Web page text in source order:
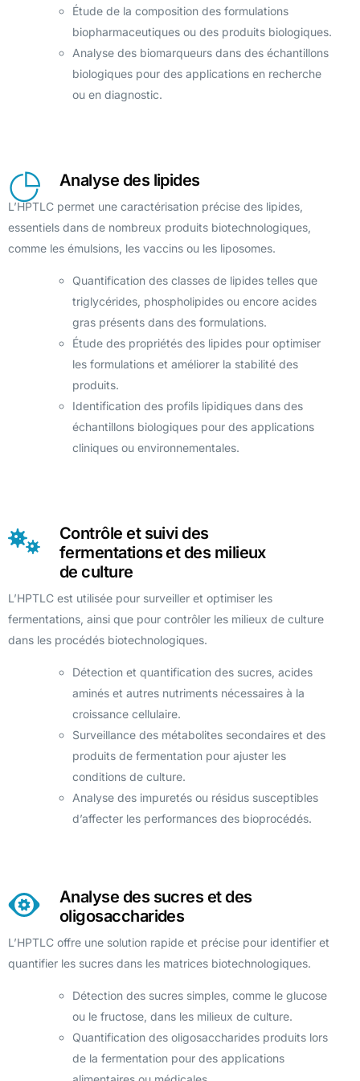
Étude de la composition des formulations
biopharmaceutiques ou des produits biologiques.
Analyse des biomarqueurs dans des échantillons
biologiques pour des applications en recherche
ou en diagnostic.
Analyse des lipides
L’HPTLC permet une caractérisation précise des lipides,
essentiels dans de nombreux produits biotechnologiques,
comme les émulsions, les vaccins ou les liposomes.
Quantification des classes de lipides telles que
triglycérides, phospholipides ou encore acides
gras présents dans des formulations.
Étude des propriétés des lipides pour optimiser
les formulations et améliorer la stabilité des
produits.
Identification des profils lipidiques dans des
échantillons biologiques pour des applications
cliniques ou environnementales.
Contrôle et suivi des
fermentations et des milieux
de culture
L’HPTLC est utilisée pour surveiller et optimiser les
fermentations, ainsi que pour contrôler les milieux de culture
dans les procédés biotechnologiques.
Détection et quantification des sucres, acides
aminés et autres nutriments nécessaires à la
croissance cellulaire.
Surveillance des métabolites secondaires et des
produits de fermentation pour ajuster les
conditions de culture.
Analyse des impuretés ou résidus susceptibles
d’affecter les performances des bioprocédés.
Analyse des sucres et des
oligosaccharides
L’HPTLC offre une solution rapide et précise pour identifier et
quantifier les sucres dans les matrices biotechnologiques.
Détection des sucres simples, comme le glucose
ou le fructose, dans les milieux de culture.
Quantification des oligosaccharides produits lors
de la fermentation pour des applications